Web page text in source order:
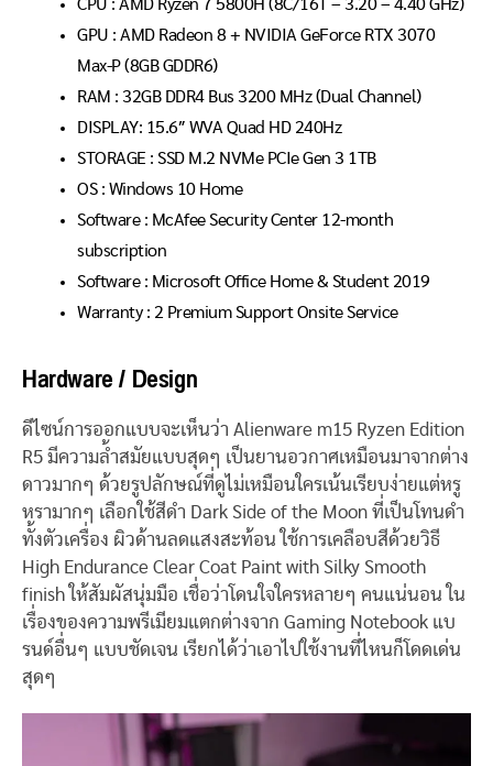
CPU : AMD Ryzen 7 5800H (8C/16T – 3.20 – 4.40 GHz)
GPU : AMD Radeon 8 + NVIDIA GeForce RTX 3070
Max-P (8GB GDDR6)
RAM : 32GB DDR4 Bus 3200 MHz (Dual Channel)
DISPLAY: 15.6″ WVA Quad HD 240Hz
STORAGE : SSD M.2 NVMe PCIe Gen 3 1TB
OS : Windows 10 Home
Software : McAfee Security Center 12-month
subscription
Software : Microsoft Office Home & Student 2019
Warranty : 2 Premium Support Onsite Service
Hardware / Design
ดีไซน์การออกแบบจะเห็นว่า Alienware m15 Ryzen Edition
R5 มีความล้ำสมัยแบบสุดๆ เป็นยานอวกาศเหมือนมาจากต่าง
ดาวมากๆ ด้วยรูปลักษณ์ที่ดูไม่เหมือนใครเน้นเรียบง่ายแต่หรู
หรามากๆ เลือกใช้สีดำ Dark Side of the Moon ที่เป็นโทนดำ
ทั้งตัวเครื่อง ผิวด้านลดแสงสะท้อน ใช้การเคลือบสีด้วยวิธี
High Endurance Clear Coat Paint with Silky Smooth
finish ให้สัมผัสนุ่มมือ เชื่อว่าโดนใจใครหลายๆ คนแน่นอน ใน
เรื่องของความพรีเมียมแตกต่างจาก Gaming Notebook แบ
รนด์อื่นๆ แบบชัดเจน เรียกได้ว่าเอาไปใช้งานที่ไหนก็โดดเด่น
สุดๆ